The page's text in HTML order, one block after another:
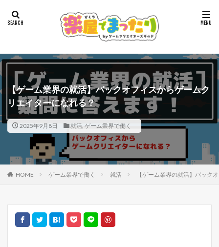
【ゲーム業界の就活】バックオフィスからゲームク
リエイターになれる？
2025年9月8日 就活, ゲーム業界で働く
HOME ゲーム業界で働く 就活 【ゲーム業界の就活】バック